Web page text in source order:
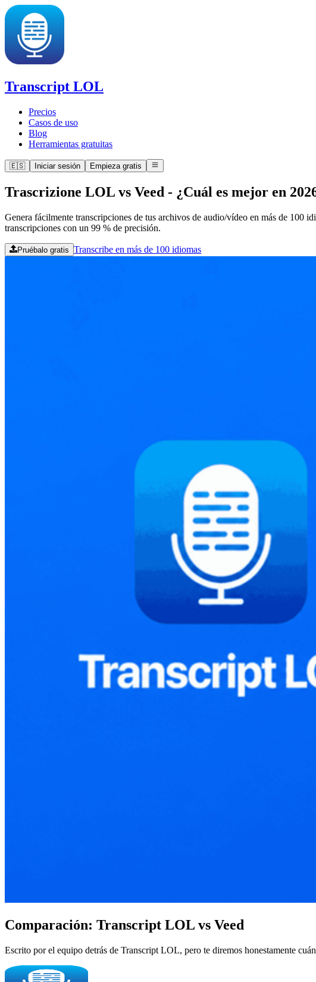
Transcript LOL
Precios
Casos de uso
Blog
Herramientas gratuitas
🇪🇸 Iniciar sesión Empieza gratis
Trascrizione LOL vs Veed - ¿Cuál es mejor en
Genera fácilmente transcripciones de tus archivos de audio/vídeo en más de
transcripciones con un 99 % de precisión.
Pruébalo gratis Transcribe en más de 100 idiomas
Comparación: Transcript LOL vs Veed
Escrito por el equipo detrás de Transcript LOL, pero te diremos honestamente